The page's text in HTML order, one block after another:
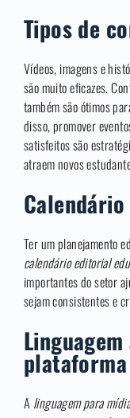
Tipos de
Vídeos, imagens e
são muito eficazes.
também são ótimos
disso, promover
satisfeitos são
atraem novos
Ter um planejamento
calendário editorial
importantes do setor
sejam consistentes e
plataforma
A linguagem para